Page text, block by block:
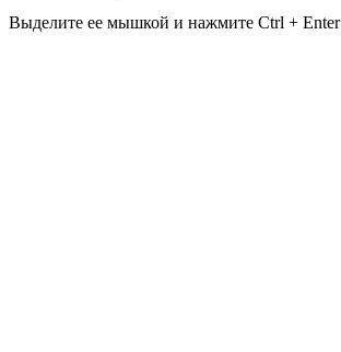
Выделите ее мышкой и нажмите Ctrl + Enter